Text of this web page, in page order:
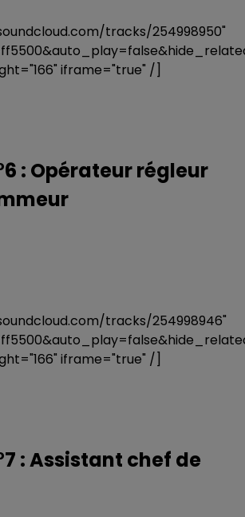
tracks/254998950"
iframe="true" /]
: Opérateur régleur
tracks/254998946"
iframe="true" /]
: Assistant chef de